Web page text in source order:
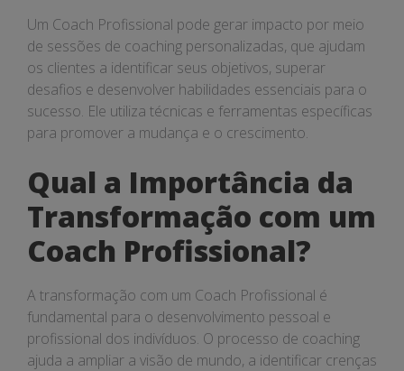
Um Coach Profissional pode gerar impacto por meio
de sessões de coaching personalizadas, que ajudam
os clientes a identificar seus objetivos, superar
desafios e desenvolver habilidades essenciais para o
sucesso. Ele utiliza técnicas e ferramentas específicas
para promover a mudança e o crescimento.
Qual a Importância da
Transformação com um
Coach Profissional?
A transformação com um Coach Profissional é
fundamental para o desenvolvimento pessoal e
profissional dos indivíduos. O processo de coaching
ajuda a ampliar a visão de mundo, a identificar crenças